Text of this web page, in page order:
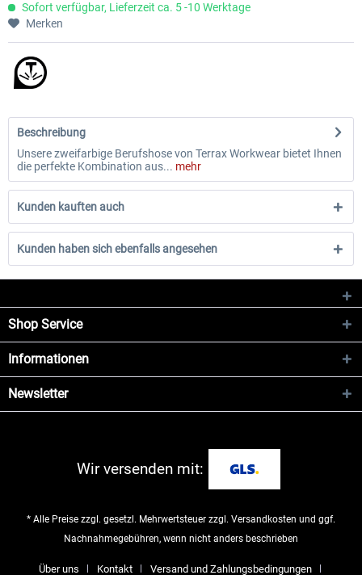
Sofort verfügbar, Lieferzeit ca. 5 -10 Werktage
Merken
Beschreibung
Unsere zweifarbige Berufshose von Terrax Workwear bietet Ihnen
die perfekte Kombination aus... mehr
Kunden kauften auch
Kunden haben sich ebenfalls angesehen
Shop Service
Informationen
Newsletter
Wir versenden mit:
* Alle Preise zzgl. gesetzl. Mehrwertsteuer zzgl. Versandkosten und ggf.
Nachnahmegebühren, wenn nicht anders beschrieben
Über uns Kontakt Versand und Zahlungsbedingungen